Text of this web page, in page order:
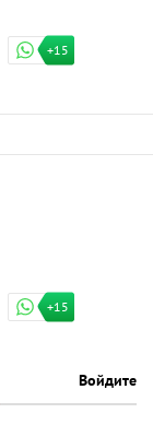
+15
+15
Войдите